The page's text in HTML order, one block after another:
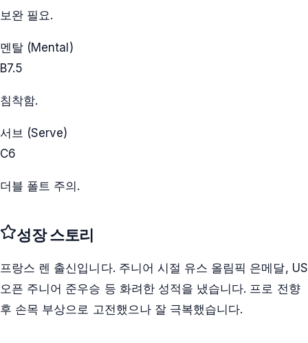
보완 필요.
멘탈 (Mental)
B7.5
침착함.
서브 (Serve)
C6
더블 폴트 주의.
성장 스토리
프랑스 렌 출신입니다. 주니어 시절 유스 올림픽 은메달, US
오픈 주니어 준우승 등 화려한 성적을 냈습니다. 프로 전향
후 손목 부상으로 고전했으나 잘 극복했습니다.